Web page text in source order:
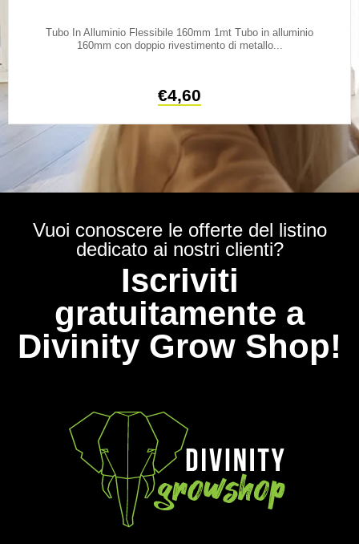
Tubo In Alluminio Flessibile 160mm 1mt Tubo in alluminio
160mm con doppio rivestimento di metallo...
€4,60
Vuoi conoscere le offerte del listino
dedicato ai nostri clienti?
Iscriviti
gratuitamente a
Divinity Grow Shop!